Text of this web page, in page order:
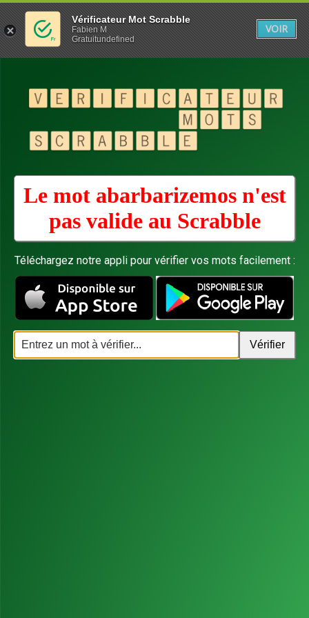
Le mot abarbarizemos n'est
pas valide au Scrabble
Téléchargez notre appli pour vérifier vos mots facilement :
Vérificateur Mot Scrabble
Fabien M
Gratuitundefined
VOIR